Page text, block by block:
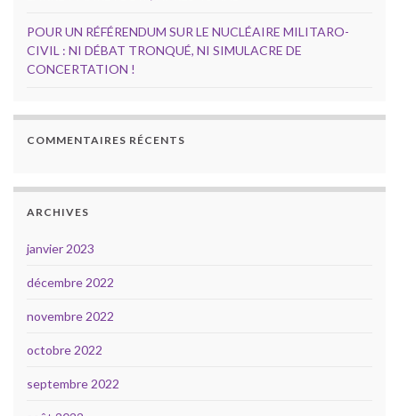
POUR UN RÉFÉRENDUM SUR LE NUCLÉAIRE MILITARO-
CIVIL : NI DÉBAT TRONQUÉ, NI SIMULACRE DE
CONCERTATION !
COMMENTAIRES RÉCENTS
ARCHIVES
janvier 2023
décembre 2022
novembre 2022
octobre 2022
septembre 2022